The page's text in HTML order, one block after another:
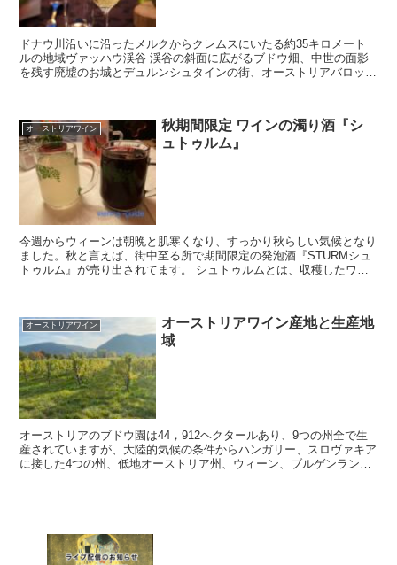
ドナウ川沿いに沿ったメルクからクレムスにいたる約35キロメート
ルの地域ヴァッハウ渓谷 渓谷の斜面に広がるブドウ畑、中世の面影
を残す廃墟のお城とデュルンシュタインの街、オーストリアバロック
オーストリアワイン
秋期間限定 ワインの濁り酒『シ
ュトゥルム』
今週からウィーンは朝晩と肌寒くなり、すっかり秋らしい気候となり
ました。秋と言えば、街中至る所で期間限定の発泡酒『STURMシュ
トゥルム』が売り出されてます。 シュトゥルムとは、収穫したワイ
オーストリアワイン
オーストリアワイン産地と生産地
域
オーストリアのブドウ園は44，912ヘクタールあり、9つの州全で生
産されていますが、大陸的気候の条件からハンガリー、スロヴァキア
に接した4つの州、低地オーストリア州、ウィーン、ブルゲンランド